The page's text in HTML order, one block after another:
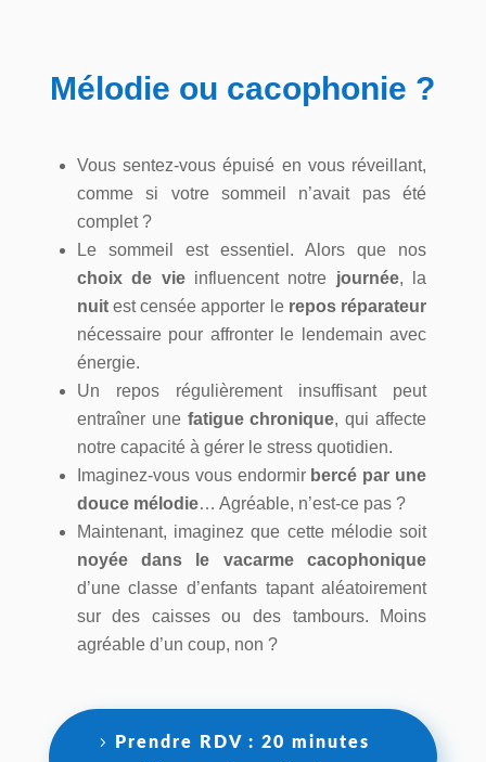
Mélodie ou cacophonie ?
Vous sentez-vous épuisé en vous réveillant,
comme si votre sommeil n’avait pas été
complet ?
Le sommeil est essentiel. Alors que nos
choix de vieinfluencent notre journée, la
nuitest censée apporter le repos réparateur
nécessaire pour affronter le lendemain avec
énergie.
Un repos régulièrement insuffisant peut
entraîner une fatigue chronique, qui affecte
notre capacité à gérer le stress quotidien.
Imaginez-vous vous endormir bercé par une
douce mélodie… Agréable, n’est-ce pas ?
Maintenant, imaginez que cette mélodie soit
noyée dans le vacarme cacophonique
d’une classe d’enfants tapant aléatoirement
sur des caisses ou des tambours. Moins
agréable d’un coup, non ?
Prendre RDV : 20 minutes